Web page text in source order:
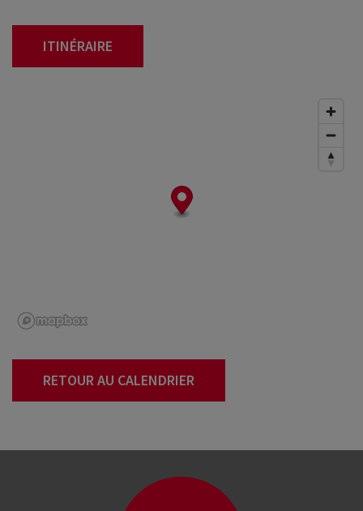
ITINÉRAIRE
RETOUR AU CALENDRIER